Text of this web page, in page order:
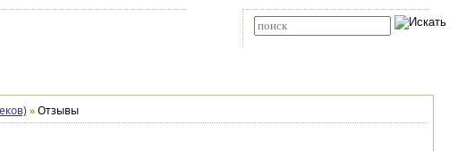
» Отзывы